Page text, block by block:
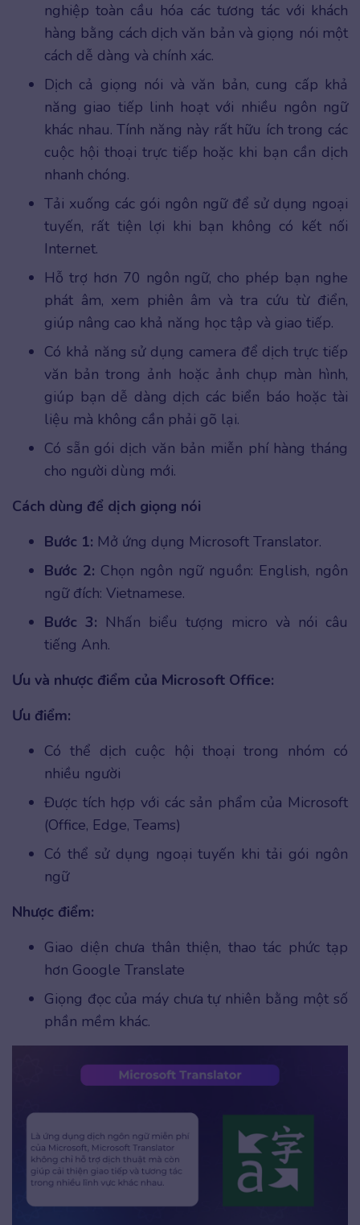
nghiệp toàn cầu hóa các tương tác với khách
hàng bằng cách dịch văn bản và giọng nói một
cách dễ dàng và chính xác.
Dịch cả giọng nói và văn bản, cung cấp khả
năng giao tiếp linh hoạt với nhiều ngôn ngữ
khác nhau. Tính năng này rất hữu ích trong các
cuộc hội thoại trực tiếp hoặc khi bạn cần dịch
nhanh chóng.
Tải xuống các gói ngôn ngữ để sử dụng ngoại
tuyến, rất tiện lợi khi bạn không có kết nối
Internet.
Hỗ trợ hơn 70 ngôn ngữ, cho phép bạn nghe
phát âm, xem phiên âm và tra cứu từ điển,
giúp nâng cao khả năng học tập và giao tiếp.
Có khả năng sử dụng camera để dịch trực tiếp
văn bản trong ảnh hoặc ảnh chụp màn hình,
giúp bạn dễ dàng dịch các biển báo hoặc tài
liệu mà không cần phải gõ lại.
Có sẵn gói dịch văn bản miễn phí hàng tháng
cho người dùng mới.
Cách dùng để dịch giọng nói
Bước 1: Mở ứng dụng Microsoft Translator.
Bước 2: Chọn ngôn ngữ nguồn: English, ngôn
ngữ đích: Vietnamese.
Bước 3: Nhấn biểu tượng micro và nói câu
tiếng Anh.
Ưu và nhược điểm của Microsoft Office:
Ưu điểm:
Có thể dịch cuộc hội thoại trong nhóm có
nhiều người
Được tích hợp với các sản phẩm của Microsoft
(Office, Edge, Teams)
Có thể sử dụng ngoại tuyến khi tải gói ngôn
ngữ
Nhược điểm:
Giao diện chưa thân thiện, thao tác phức tạp
hơn Google Translate
Giọng đọc của máy chưa tự nhiên bằng một số
phần mềm khác.